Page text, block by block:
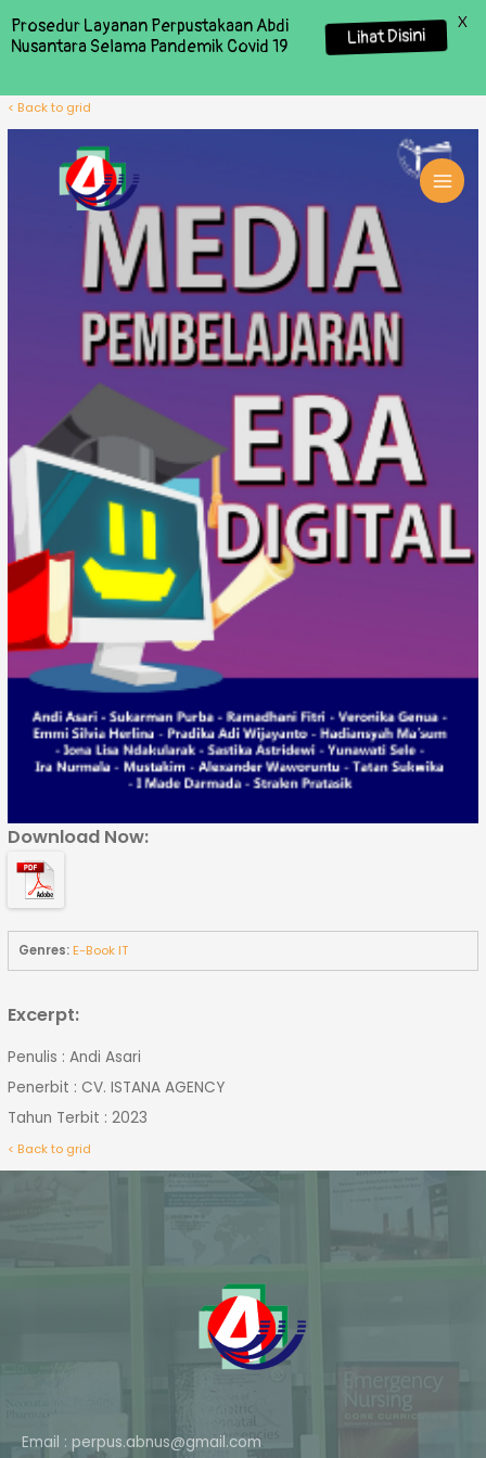
< Back to grid
Download Now:
Genres:E-Book IT
Excerpt:
Penulis : Andi Asari
Penerbit : CV. ISTANA AGENCY
Tahun Terbit : 2023
< Back to grid
Email : perpus.abnus@gmail.com
Prosedur Layanan Perpustakaan Abdi
Nusantara Selama Pandemik Covid 19
Lihat Disini
X